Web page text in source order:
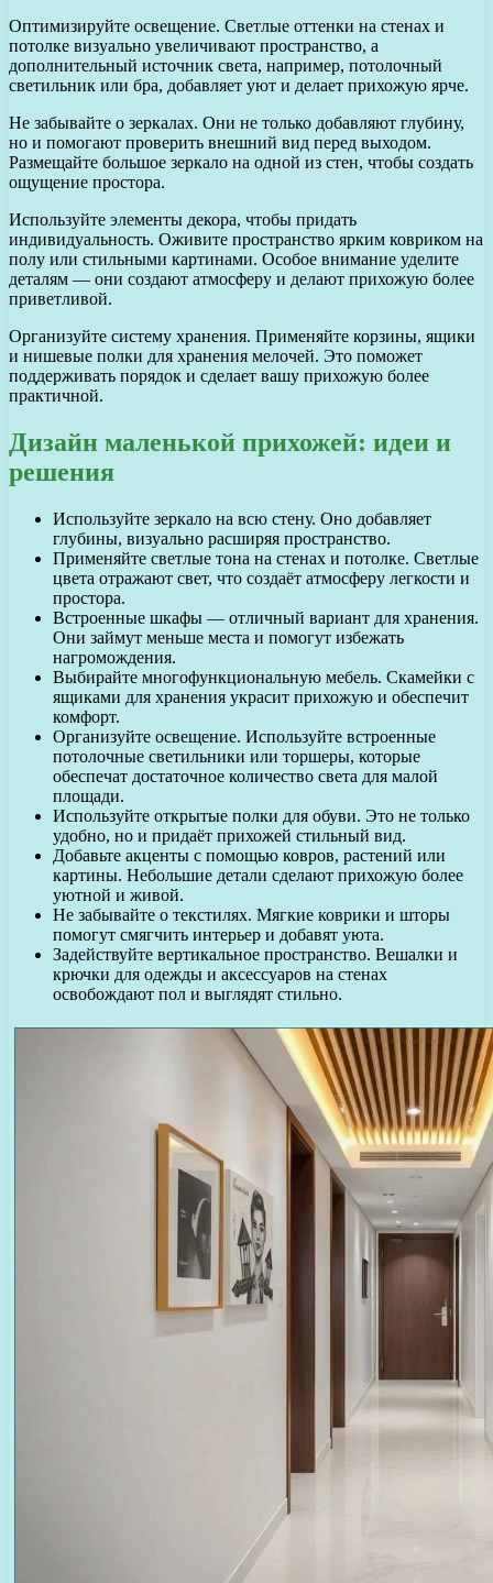
Оптимизируйте освещение. Светлые оттенки на стенах и
потолке визуально увеличивают пространство, а
дополнительный источник света, например, потолочный
светильник или бра, добавляет уют и делает прихожую ярче.
Не забывайте о зеркалах. Они не только добавляют глубину,
но и помогают проверить внешний вид перед выходом.
Размещайте большое зеркало на одной из стен, чтобы создать
ощущение простора.
Используйте элементы декора, чтобы придать
индивидуальность. Оживите пространство ярким ковриком на
полу или стильными картинами. Особое внимание уделите
деталям — они создают атмосферу и делают прихожую более
приветливой.
Организуйте систему хранения. Применяйте корзины, ящики
и нишевые полки для хранения мелочей. Это поможет
поддерживать порядок и сделает вашу прихожую более
практичной.
Дизайн маленькой прихожей: идеи и
решения
Используйте зеркало на всю стену. Оно добавляет
глубины, визуально расширяя пространство.
Применяйте светлые тона на стенах и потолке. Светлые
цвета отражают свет, что создаёт атмосферу легкости и
простора.
Встроенные шкафы — отличный вариант для хранения.
Они займут меньше места и помогут избежать
нагромождения.
Выбирайте многофункциональную мебель. Скамейки с
ящиками для хранения украсит прихожую и обеспечит
комфорт.
Организуйте освещение. Используйте встроенные
потолочные светильники или торшеры, которые
обеспечат достаточное количество света для малой
площади.
Используйте открытые полки для обуви. Это не только
удобно, но и придаёт прихожей стильный вид.
Добавьте акценты с помощью ковров, растений или
картины. Небольшие детали сделают прихожую более
уютной и живой.
Не забывайте о текстилях. Мягкие коврики и шторы
помогут смягчить интерьер и добавят уюта.
Задействуйте вертикальное пространство. Вешалки и
крючки для одежды и аксессуаров на стенах
освобождают пол и выглядят стильно.